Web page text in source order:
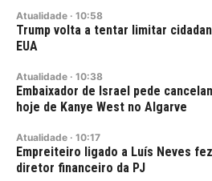
Atualidade · 10:58
Trump volta a tentar limitar
EUA
Atualidade · 10:38
Embaixador de Israel pede
hoje de Kanye West no Algarve
Atualidade · 10:17
Empreiteiro ligado a Luís Neves
diretor financeiro da PJ